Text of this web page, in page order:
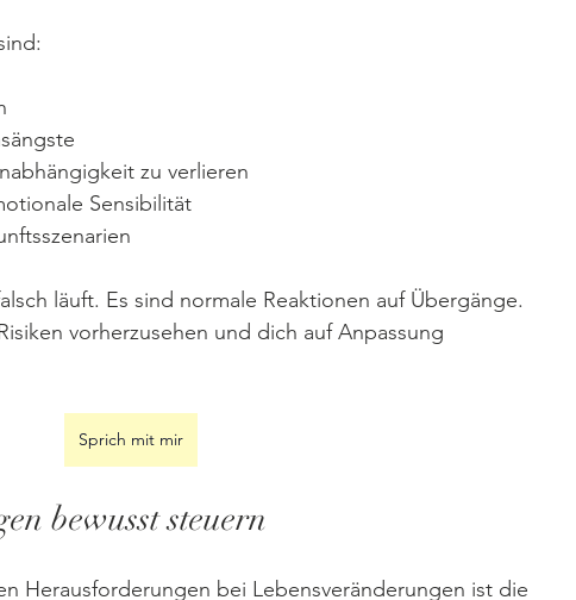
zu verlieren
Sensibilität
läuft. Es sind normale Reaktionen auf Übergänge.
vorherzusehen und dich auf Anpassung
Sprich mit mir
bewusst steuern
Herausforderungen bei Lebensveränderungen ist die